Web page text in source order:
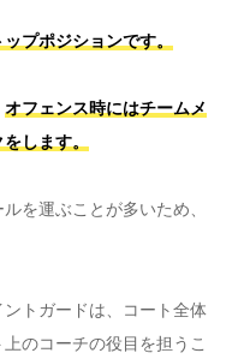
プポジションです。
オフェンス時にはチームメ
します。
を運ぶことが多いため、
トガードは、コート全体
のコーチの役目を担うこ